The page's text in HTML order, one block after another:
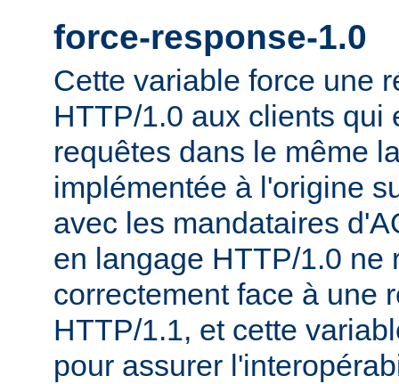
force-response-1.0
Cette variable force une
HTTP/1.0 aux clients qui
requêtes dans le même
implémentée à l'origine
avec les mandataires
en langage HTTP/1.0 ne
correctement face à une
HTTP/1.1, et cette
pour assurer